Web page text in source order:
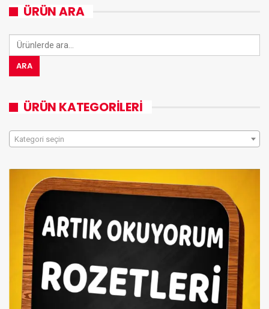
ÜRÜN ARA
Ara:
ARA
ÜRÜN KATEGORILERI
Kategori seçin